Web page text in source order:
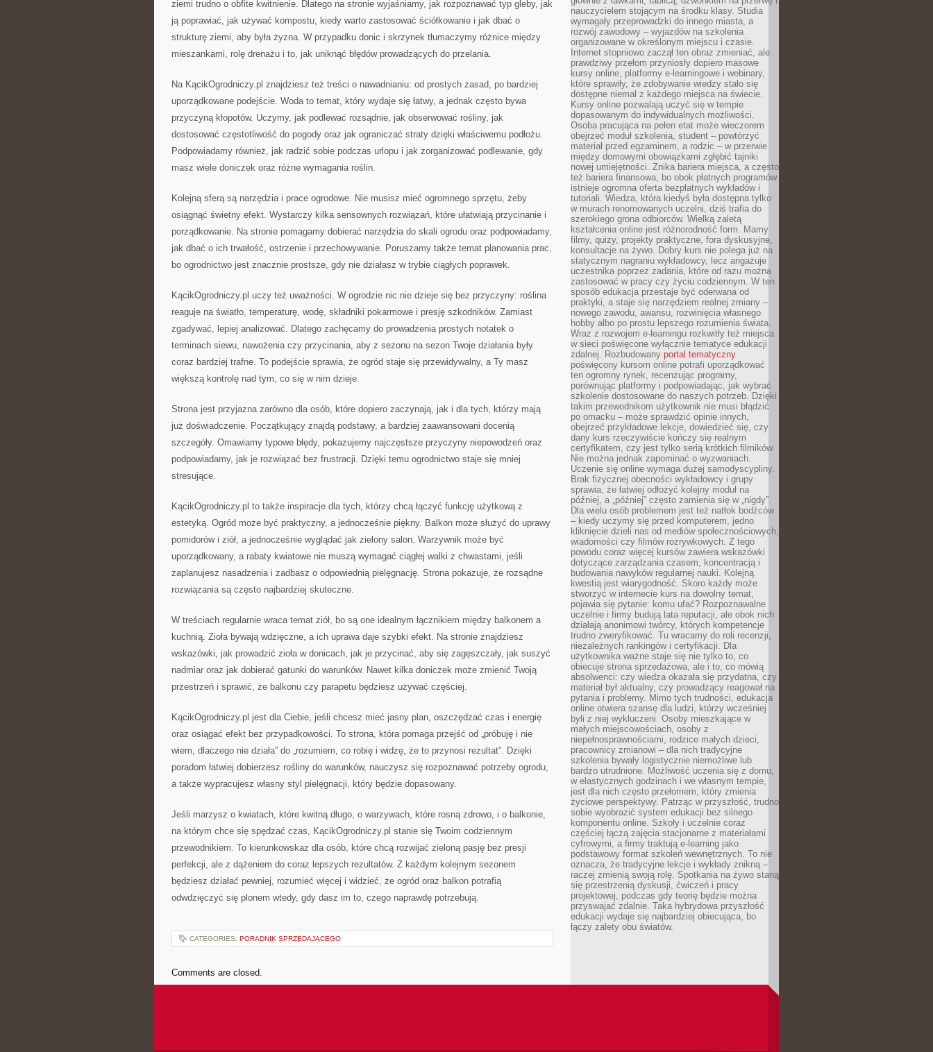
ziemi trudno o obfite kwitnienie. Dlatego na stronie wyjaśniamy, jak rozpoznawać typ gleby, jak
ją poprawiać, jak używać kompostu, kiedy warto zastosować ściółkowanie i jak dbać o
strukturę ziemi, aby była żyzna. W przypadku donic i skrzynek tłumaczymy różnice między
mieszankami, rolę drenażu i to, jak uniknąć błędów prowadzących do przelania.
Na KącikOgrodniczy.pl znajdziesz też treści o nawadnianiu: od prostych zasad, po bardziej
uporządkowane podejście. Woda to temat, który wydaje się łatwy, a jednak często bywa
przyczyną kłopotów. Uczymy, jak podlewać rozsądnie, jak obserwować rośliny, jak
dostosować częstotliwość do pogody oraz jak ograniczać straty dzięki właściwemu podłożu.
Podpowiadamy również, jak radzić sobie podczas urlopu i jak zorganizować podlewanie, gdy
masz wiele doniczek oraz różne wymagania roślin.
Kolejną sferą są narzędzia i prace ogrodowe. Nie musisz mieć ogromnego sprzętu, żeby
osiągnąć świetny efekt. Wystarczy kilka sensownych rozwiązań, które ułatwiają przycinanie i
porządkowanie. Na stronie pomagamy dobierać narzędzia do skali ogrodu oraz podpowiadamy,
jak dbać o ich trwałość, ostrzenie i przechowywanie. Poruszamy także temat planowania prac,
bo ogrodnictwo jest znacznie prostsze, gdy nie działasz w trybie ciągłych poprawek.
KącikOgrodniczy.pl uczy też uważności. W ogrodzie nic nie dzieje się bez przyczyny: roślina
reaguje na światło, temperaturę, wodę, składniki pokarmowe i presję szkodników. Zamiast
zgadywać, lepiej analizować. Dlatego zachęcamy do prowadzenia prostych notatek o
terminach siewu, nawożenia czy przycinania, aby z sezonu na sezon Twoje działania były
coraz bardziej trafne. To podejście sprawia, że ogród staje się przewidywalny, a Ty masz
większą kontrolę nad tym, co się w nim dzieje.
Strona jest przyjazna zarówno dla osób, które dopiero zaczynają, jak i dla tych, którzy mają
już doświadczenie. Początkujący znajdą podstawy, a bardziej zaawansowani docenią
szczegóły. Omawiamy typowe błędy, pokazujemy najczęstsze przyczyny niepowodzeń oraz
podpowiadamy, jak je rozwiązać bez frustracji. Dzięki temu ogrodnictwo staje się mniej
stresujące.
KącikOgrodniczy.pl to także inspiracje dla tych, którzy chcą łączyć funkcję użytkową z
estetyką. Ogród może być praktyczny, a jednocześnie piękny. Balkon może służyć do uprawy
pomidorów i ziół, a jednocześnie wyglądać jak zielony salon. Warzywnik może być
uporządkowany, a rabaty kwiatowe nie muszą wymagać ciągłej walki z chwastami, jeśli
zaplanujesz nasadzenia i zadbasz o odpowiednią pielęgnację. Strona pokazuje, że rozsądne
rozwiązania są często najbardziej skuteczne.
W treściach regularnie wraca temat ziół, bo są one idealnym łącznikiem między balkonem a
kuchnią. Zioła bywają wdzięczne, a ich uprawa daje szybki efekt. Na stronie znajdziesz
wskazówki, jak prowadzić zioła w donicach, jak je przycinać, aby się zagęszczały, jak suszyć
nadmiar oraz jak dobierać gatunki do warunków. Nawet kilka doniczek może zmienić Twoją
przestrzeń i sprawić, że balkonu czy parapetu będziesz używać częściej.
KącikOgrodniczy.pl jest dla Ciebie, jeśli chcesz mieć jasny plan, oszczędzać czas i energię
oraz osiągać efekt bez przypadkowości. To strona, która pomaga przejść od „próbuję i nie
wiem, dlaczego nie działa” do „rozumiem, co robię i widzę, że to przynosi rezultat”. Dzięki
poradom łatwiej dobierzesz rośliny do warunków, nauczysz się rozpoznawać potrzeby ogrodu,
a także wypracujesz własny styl pielęgnacji, który będzie dopasowany.
Jeśli marzysz o kwiatach, które kwitną długo, o warzywach, które rosną zdrowo, i o balkonie,
na którym chce się spędzać czas, KącikOgrodniczy.pl stanie się Twoim codziennym
przewodnikiem. To kierunkowskaz dla osób, które chcą rozwijać zieloną pasję bez presji
perfekcji, ale z dążeniem do coraz lepszych rezultatów. Z każdym kolejnym sezonem
będziesz działać pewniej, rozumieć więcej i widzieć, że ogród oraz balkon potrafią
odwdzięczyć się plonem wtedy, gdy dasz im to, czego naprawdę potrzebują.
CATEGORIES: PORADNIK SPRZEDAJĄCEGO
Comments are closed.
nauczycielem stojącym na środku klasy. Studia
wymagały przeprowadzki do innego miasta, a
rozwój zawodowy – wyjazdów na szkolenia
organizowane w określonym miejscu i czasie.
Internet stopniowo zaczął ten obraz zmieniać, ale
prawdziwy przełom przyniosły dopiero masowe
kursy online, platformy e-learningowe i webinary,
które sprawiły, że zdobywanie wiedzy stało się
dostępne niemal z każdego miejsca na świecie.
Kursy online pozwalają uczyć się w tempie
dopasowanym do indywidualnych możliwości.
Osoba pracująca na pełen etat może wieczorem
obejrzeć moduł szkolenia, student – powtórzyć
materiał przed egzaminem, a rodzic – w przerwie
między domowymi obowiązkami zgłębić tajniki
nowej umiejętności. Znika bariera miejsca, a często
też bariera finansowa, bo obok płatnych programów
istnieje ogromna oferta bezpłatnych wykładów i
tutoriali. Wiedza, która kiedyś była dostępna tylko
w murach renomowanych uczelni, dziś trafia do
szerokiego grona odbiorców. Wielką zaletą
kształcenia online jest różnorodność form. Mamy
filmy, quizy, projekty praktyczne, fora dyskusyjne,
konsultacje na żywo. Dobry kurs nie polega już na
statycznym nagraniu wykładowcy, lecz angażuje
uczestnika poprzez zadania, które od razu można
zastosować w pracy czy życiu codziennym. W ten
sposób edukacja przestaje być oderwana od
praktyki, a staje się narzędziem realnej zmiany –
nowego zawodu, awansu, rozwinięcia własnego
hobby albo po prostu lepszego rozumienia świata.
Wraz z rozwojem e-learningu rozkwitły też miejsca
w sieci poświęcone wyłącznie tematyce edukacji
zdalnej. Rozbudowany portal tematyczny
poświęcony kursom online potrafi uporządkować
ten ogromny rynek, recenzując programy,
porównując platformy i podpowiadając, jak wybrać
szkolenie dostosowane do naszych potrzeb. Dzięki
takim przewodnikom użytkownik nie musi błądzić
po omacku – może sprawdzić opinie innych,
obejrzeć przykładowe lekcje, dowiedzieć się, czy
dany kurs rzeczywiście kończy się realnym
certyfikatem, czy jest tylko serią krótkich filmików.
Nie można jednak zapominać o wyzwaniach.
Uczenie się online wymaga dużej samodyscypliny.
Brak fizycznej obecności wykładowcy i grupy
sprawia, że łatwiej odłożyć kolejny moduł na
później, a „później” często zamienia się w „nigdy”.
Dla wielu osób problemem jest też natłok bodźców
– kiedy uczymy się przed komputerem, jedno
kliknięcie dzieli nas od mediów społecznościowych,
wiadomości czy filmów rozrywkowych. Z tego
powodu coraz więcej kursów zawiera wskazówki
dotyczące zarządzania czasem, koncentracją i
budowania nawyków regularnej nauki. Kolejną
kwestią jest wiarygodność. Skoro każdy może
stworzyć w internecie kurs na dowolny temat,
pojawia się pytanie: komu ufać? Rozpoznawalne
uczelnie i firmy budują lata reputacji, ale obok nich
działają anonimowi twórcy, których kompetencje
trudno zweryfikować. Tu wracamy do roli recenzji,
niezależnych rankingów i certyfikacji. Dla
użytkownika ważne staje się nie tylko to, co
obiecuje strona sprzedażowa, ale i to, co mówią
absolwenci: czy wiedza okazała się przydatna, czy
materiał był aktualny, czy prowadzący reagował na
pytania i problemy. Mimo tych trudności, edukacja
online otwiera szansę dla ludzi, którzy wcześniej
byli z niej wykluczeni. Osoby mieszkające w
małych miejscowościach, osoby z
niepełnosprawnościami, rodzice małych dzieci,
pracownicy zmianowi – dla nich tradycyjne
szkolenia bywały logistycznie niemożliwe lub
bardzo utrudnione. Możliwość uczenia się z domu,
w elastycznych godzinach i we własnym tempie,
jest dla nich często przełomem, który zmienia
życiowe perspektywy. Patrząc w przyszłość, trudno
sobie wyobrazić system edukacji bez silnego
komponentu online. Szkoły i uczelnie coraz
częściej łączą zajęcia stacjonarne z materiałami
cyfrowymi, a firmy traktują e-learning jako
podstawowy format szkoleń wewnętrznych. To nie
oznacza, że tradycyjne lekcje i wykłady znikną –
raczej zmienią swoją rolę. Spotkania na żywo staną
się przestrzenią dyskusji, ćwiczeń i pracy
projektowej, podczas gdy teorię będzie można
przyswajać zdalnie. Taka hybrydowa przyszłość
edukacji wydaje się najbardziej obiecująca, bo
łączy zalety obu światów.